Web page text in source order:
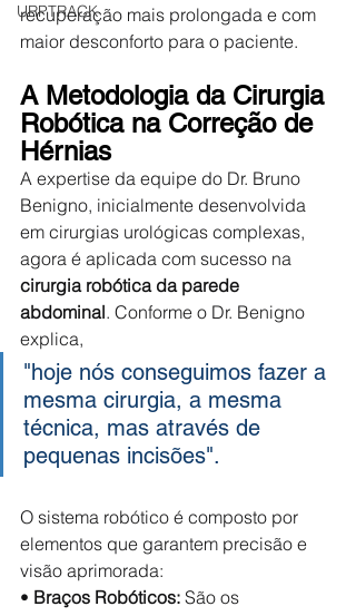
URPTRACK
recuperação mais prolongada e com
maior desconforto para o paciente.
A Metodologia da Cirurgia
Robótica na Correção de
Hérnias
A expertise da equipe do Dr. Bruno
Benigno, inicialmente desenvolvida
em cirurgias urológicas complexas,
agora é aplicada com sucesso na
cirurgia robótica da parede
abdominal. Conforme o Dr. Benigno
explica,
"hoje nós conseguimos fazer a
mesma cirurgia, a mesma
técnica, mas através de
pequenas incisões".
O sistema robótico é composto por
elementos que garantem precisão e
visão aprimorada:
• Braços Robóticos: São os